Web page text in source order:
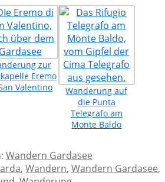
zur
Eremo
Valentino
Wanderung auf
die Punta
Telegrafo am
Monte Baldo
Wandern Gardasee
, Wandern, Wandern Gardasee,